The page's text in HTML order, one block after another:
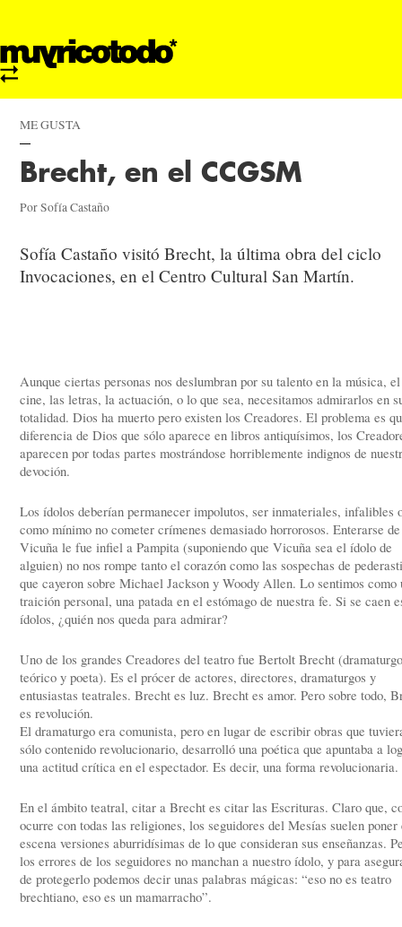
ME GUSTA
Brecht, en el CCGSM
Por Sofía Castaño
Sofía Castaño visitó Brecht, la última obra del ciclo
Invocaciones, en el Centro Cultural San Martín.
Aunque ciertas personas nos deslumbran por su talento en la música, el
cine, las letras, la actuación, o lo que sea, necesitamos admirarlos en
totalidad. Dios ha muerto pero existen los Creadores. El problema es
diferencia de Dios que sólo aparece en libros antiquísimos, los
aparecen por todas partes mostrándose horriblemente indignos de
devoción.
Los ídolos deberían permanecer impolutos, ser inmateriales, infalibles
como mínimo no cometer crímenes demasiado horrorosos. Enterarse
Vicuña le fue infiel a Pampita (suponiendo que Vicuña sea el ídolo de
alguien) no nos rompe tanto el corazón como las sospechas de
que cayeron sobre Michael Jackson y Woody Allen. Lo sentimos como
traición personal, una patada en el estómago de nuestra fe. Si se caen
ídolos, ¿quién nos queda para admirar?
Uno de los grandes Creadores del teatro fue Bertolt Brecht
teórico y poeta). Es el prócer de actores, directores, dramaturgos y
entusiastas teatrales. Brecht es luz. Brecht es amor. Pero sobre todo,
es revolución.
El dramaturgo era comunista, pero en lugar de escribir obras que
sólo contenido revolucionario, desarrolló una poética que apuntaba a
una actitud crítica en el espectador. Es decir, una forma revolucionaria.
En el ámbito teatral, citar a Brecht es citar las Escrituras. Claro que,
ocurre con todas las religiones, los seguidores del Mesías suelen poner
escena versiones aburridísimas de lo que consideran sus enseñanzas.
los errores de los seguidores no manchan a nuestro ídolo, y para
de protegerlo podemos decir unas palabras mágicas: “eso no es teatro
brechtiano, eso es un mamarracho”.